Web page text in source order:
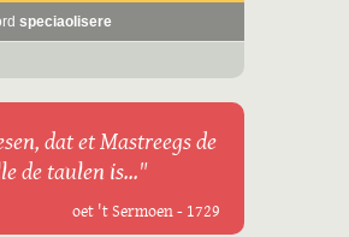
speciaolisere
dat et Mastreegs de
de taulen is..."
oet 't Sermoen - 1729